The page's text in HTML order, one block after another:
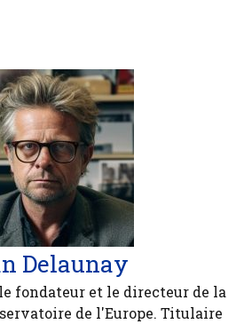
Delaunay
fondateur et le directeur de la
de l'Europe. Titulaire